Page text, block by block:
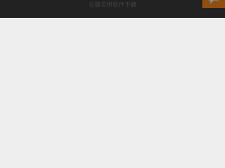
电脑常用软件下载